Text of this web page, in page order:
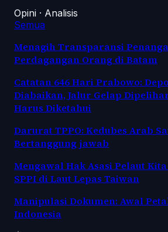
Opini · Analisis
Semua
Menagih Transparansi
Perdagangan Orang di Batam
Catatan 646 Hari Prabowo:
Diabaikan, Jalur Gelap
Harus Diketahui
Darurat TPPO: Kedubes Arab
Bertanggung jawab
Mengawal Hak Asasi Pelaut
SPPI di Laut Lepas Taiwan
Manipulasi Dokumen: Awal
Indonesia